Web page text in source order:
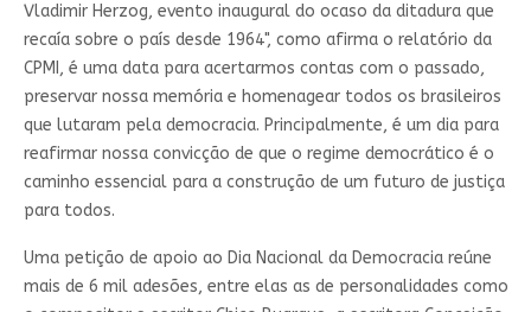
Vladimir Herzog, evento inaugural do ocaso da ditadura que
recaía sobre o país desde 1964", como afirma o relatório da
CPMI, é uma data para acertarmos contas com o passado,
preservar nossa memória e homenagear todos os brasileiros
que lutaram pela democracia. Principalmente, é um dia para
reafirmar nossa convicção de que o regime democrático é o
caminho essencial para a construção de um futuro de justiça
para todos.
Uma petição de apoio ao Dia Nacional da Democracia reúne
mais de 6 mil adesões, entre elas as de personalidades como